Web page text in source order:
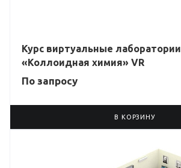
Курс виртуальные лаборатории
«Коллоидная химия» VR
По запросу
В КОРЗИНУ